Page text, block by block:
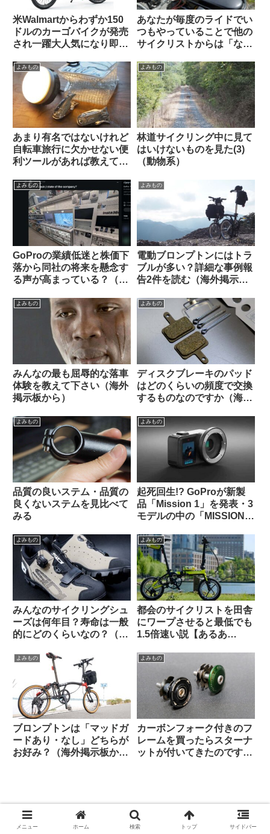
米Walmartからわずか150
ドルのカーゴバイクが発売
され一躍大人気になり即日
あなたが毎度のライドでい
つもやっていることで他の
サイクリストからは「なん
うなことを教えて下さい
【みんな違ってみんない
い】
よみもの
あまり有名ではないけれど
自転車旅行に欠かせない便
利ツールがあれば教えてく
よみもの
林道サイクリング中に見て
はいけないものを見た(3)
（動物系）
よみもの
GoProの業績低迷と株価下
落から同社の将来を懸念す
る声が高まっている？（海
よみもの
電動ブロンプトンにはトラ
ブルが多い？詳細な事例報
告2件を読む（海外掲示板
よみもの
みんなの最も屈辱的な落車
体験を教えて下さい（海外
掲示板から）
よみもの
ディスクブレーキのパッド
はどのくらいの頻度で交換
するものなのですか（海外
よみもの
品質の良いステム・品質の
良くないステムを見比べて
みる
よみもの
起死回生!? GoProが新製
品「Mission 1」を発表・3
モデルの中の「MISSION 1
でm43対応。でもこれって
誰向けのカメラなの？（海
外掲示板から）
よみもの
みんなのサイクリングシュ
ーズは何年目？寿命は一般
的にどのくらいなの？（海
よみもの
都会のサイクリストを田舎
にワープさせると最低でも
1.5倍速い説【あるあ
よみもの
ブロンプトンは「マッドガ
ードあり・なし」どちらが
お好み？（海外掲示板か
よみもの
カーボンフォーク付きのフ
レームを買ったらスターナ
ットが付いてきたのですが
メニュー ホーム 検索 トップ サイドバー